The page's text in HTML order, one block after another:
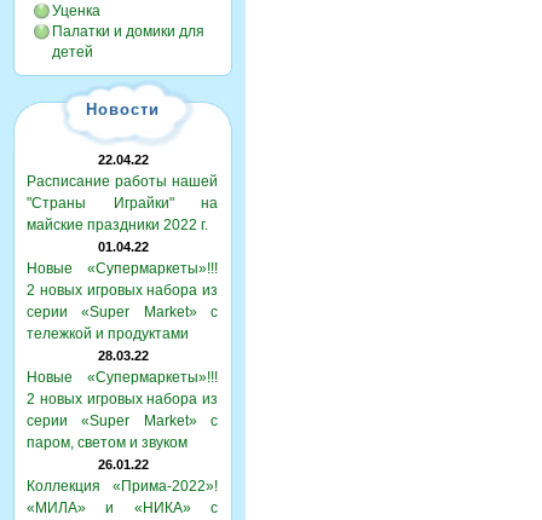
Уценка
Палатки и домики для
детей
Новости
22.04.22
Расписание работы нашей
"Страны Играйки" на
майские праздники 2022 г.
01.04.22
Новые «Супермаркеты»!!!
2 новых игровых набора из
серии «Super Market» с
тележкой и продуктами
28.03.22
Новые «Супермаркеты»!!!
2 новых игровых набора из
серии «Super Market» с
паром, светом и звуком
26.01.22
Коллекция «Прима-2022»!
«МИЛА» и «НИКА» с